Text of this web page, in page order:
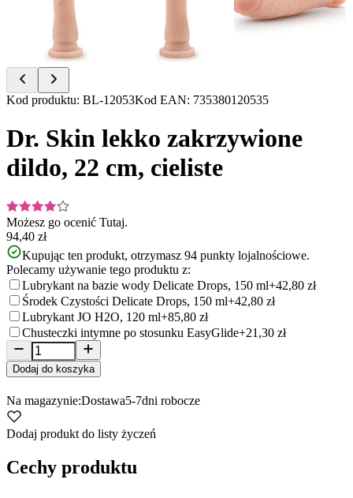
Item
of
Kod produktu: BL-12053Kod EAN: 735380120535
Dr. Skin lekko zakrzywione
dildo, 22 cm, cieliste
Możesz go ocenić Tutaj.
94,40 zł
Kupując ten produkt, otrzymasz 94 punkty lojalnościowe.
Polecamy używanie tego produktu z:
Lubrykant na bazie wody Delicate Drops, 150 ml+42,80 zł
Środek Czystości Delicate Drops, 150 ml+42,80 zł
Lubrykant JO H2O, 120 ml+85,80 zł
Chusteczki intymne po stosunku EasyGlide+21,30 zł
Dodaj do koszyka
Na magazynie:Dostawa5-7dni robocze
Dodaj produkt do listy życzeń
Cechy produktu